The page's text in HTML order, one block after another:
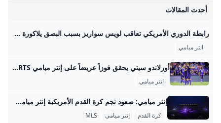
أحدث المقالات
رابطة الدوري الأمريكي تعاقب لويس سواريز بسبب البصق يلاكورة وقعت رابطة الدوري الأمريكي، عقوبة إيقاف جديدة على لويس سواريز لاعب إنتر ميامي، بعد المشاجرة مع أعضاء فريق سياتل ساوندرز، أدت إلى البصق. مباريات الغد كتب - محمد الحاوي 11:16 م 08/09/2025 واقعة بصق لويس سواريز تابعنا على وقعت رابطة الدوري الأمريكي، عقوبة إيقاف جديدة على لويس سواريز لاعب إنتر ميامي، بعد المشاجرة مع أعضاء فريق سياتل ساوندرز، أدت إلى البصق. إنتر ميامي خسر مباراة ضد سياتل ساوندرز (0-3)، في مباراة أقيمت الأسبوع الماضي، والتي شهدت حدوث مشاجرة بعد اللقاء، قام خلالها لويس سواريز بالبصق على مدرب الفريق المكسيكي.
انتر ميامي
أورلاندو سيتي يحقق فوزاً عريضاً على إنتر ميامي beIN SPORTS ‘خسر إنتر ميامي بغياب نجمه الأرجنتيني ليونيل ميسي ديربي فلوريدا أمام جاره اللدود مضيفه أورلاندو سيتي أس سي 1-4 على ملعب “إنتر أند كو ستاديوم” الأحد، أمام أكثر من 25 ألف متفرج في الدوري الأميركي لكرة القدم (أم أل أس).’ خسر إنتر ميامي بغياب نجمه الأرجنتيني ليونيل ميسي ديربي فلوريدا أمام جاره اللدود مضيفه أورلاندو سيتي أس سي 1-4 على ملعب “إنتر أند كو ستاديوم” الأحد، أمام أكثر من 25 ألف متفرج في الدوري الأميركي لكرة القدم (أم أل أس).
انتر ميامي
إنتر ميامي: صعود نجم كرة القدم الأمريكية إنتر ميامي هو نادي كرة قدم حديث النشأة تأسس عام 2018، وهو يمثل مدينة ميامي الأمريكية في دوري كرة القدم الأمريكي Major League Soccer (MLS). الفريق ينتمي إلى فئة الأندية الطموحة التي تسعى لإحداث تأثير كبير على مستوى كرة القدم في الولايات المتحدة والدوري الأمريكي على الخصوص. يمتلك النادي تاريخًا حافلًا رغم حداثة تأسيسه، مع انضمام نجوم عالميين مثل ليونيل ميسي في 2023، مما رفع من قيمة النادي وشهرته بشكل كبير.
كرة القدم إنتر ميامي MLS